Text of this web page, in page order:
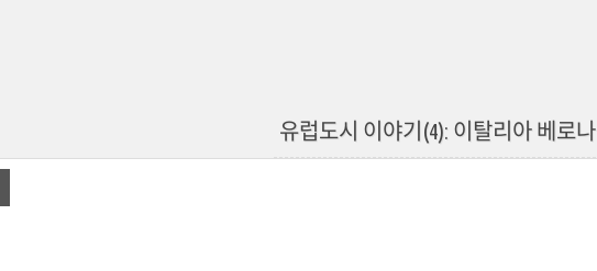
유럽도시 이야기(4): 이탈리아 베로나